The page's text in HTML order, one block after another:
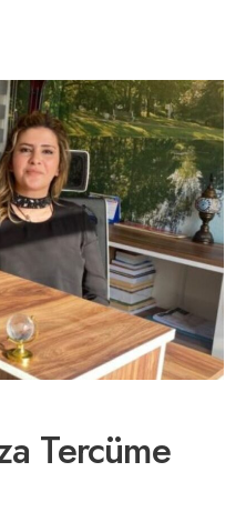
Tercüme